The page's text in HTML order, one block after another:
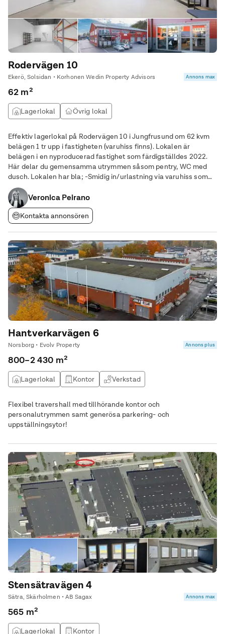
Rodervägen 10
Ekerö, Solsidan • Korhonen Wedin Property Advisors Annons max
62 m²
Lagerlokal Övrig lokal
Effektiv lagerlokal på Rodervägen 10 i Jungfrusund om 62 kvm
belägen 1 tr upp i fastigheten (varuhiss finns). Lokalen är
belägen i en nyproducerad fastighet som färdigställdes 2022.
Här delar du gemensamma utrymmen såsom pentry, WC med
dusch. Lokalen har bla; -Smidig in/urlastning via varuhiss som
tar EU pall (hissen tar 1000 kg) -WC, Pentry, Dusch -God takhöjd
om 3,5 m vid lägsta punkt
Veronica Peirano
Kontakta annonsören
Hantverkarvägen 6
Norsborg • Evolv Property Annons plus
800–2 430 m²
Lagerlokal Kontor Verkstad
Flexibel travershall med tillhörande kontor och
personalutrymmen samt generösa parkering- och
uppställningsytor!
Stensätravägen 4
Sätra, Skärholmen • AB Sagax Annons max
565 m²
Lagerlokal Kontor